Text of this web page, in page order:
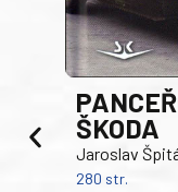
ŠKODA
Jaroslav
280 str.